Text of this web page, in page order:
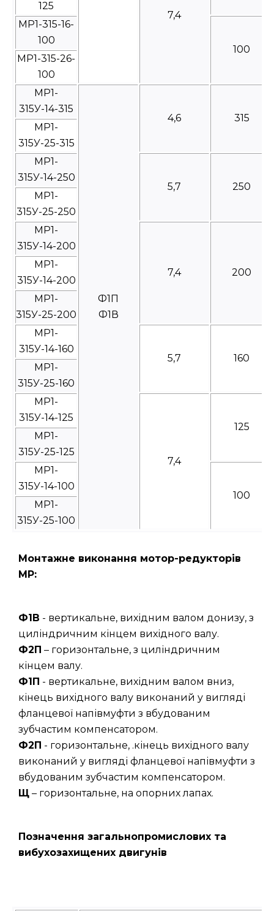
7,4
125
МР1-315-16-
100
100
МР1-315-26-
100
МР1-
315У-14-315
Ф1П
Ф1В
4,6 315
МР1-
315У-25-315
МР1-
315У-14-250
5,7 250
МР1-
315У-25-250
МР1-
315У-14-200
7,4 200
МР1-
315У-14-200
МР1-
315У-25-200
МР1-
315У-14-160
5,7 160
МР1-
315У-25-160
МР1-
315У-14-125
7,4
125
МР1-
315У-25-125
МР1-
315У-14-100
100
МР1-
315У-25-100
Монтажне виконання мотор-редукторів
МР:
Ф1В - вертикальне, вихідним валом донизу, з
циліндричним кінцем вихідного валу.
Ф2П – горизонтальне, з циліндричним
кінцем валу.
Ф1П - вертикальне, вихідним валом вниз,
кінець вихідного валу виконаний у вигляді
фланцевої напівмуфти з вбудованим
зубчастим компенсатором.
Ф2П - горизонтальне, .кінець вихідного валу
виконаний у вигляді фланцевої напівмуфти з
вбудованим зубчастим компенсатором.
Щ – горизонтальне, на опорних лапах.
Позначення загальнопромислових та
вибухозахищених двигунів